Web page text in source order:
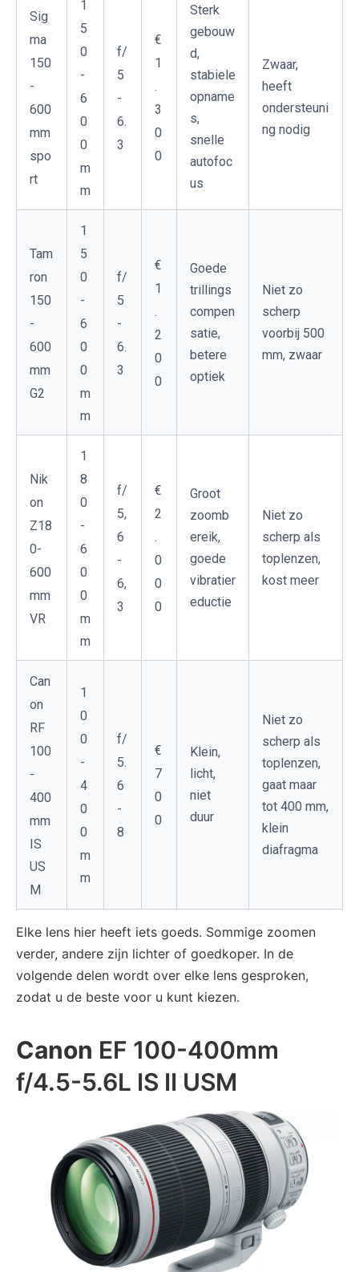
Sig
ma
150
-
600
mm
spo
rt
1
5
0
-
6
0
0
m
m
f/
5
-
6.
3
€
1
.
3
0
0
Sterk
gebouw
d,
stabiele
opname
s,
snelle
autofoc
us
Zwaar,
heeft
ondersteuni
ng nodig
Tam
ron
150
-
600
mm
G2
1
5
0
-
6
0
0
m
m
f/
5
-
6.
3
€
1
.
2
0
0
Goede
trillings
compen
satie,
betere
optiek
Niet zo
scherp
voorbij 500
mm, zwaar
Nik
on
Z18
0-
600
mm
VR
1
8
0
-
6
0
0
m
m
f/
5,
6
-
6,
3
€
2
.
0
0
0
Groot
zoomb
ereik,
goede
vibratier
eductie
Niet zo
scherp als
toplenzen,
kost meer
Can
on
RF
100
-
400
mm
IS
US
M
1
0
0
-
4
0
0
m
m
f/
5.
6
-
8
€
7
0
0
Klein,
licht,
niet
duur
Niet zo
scherp als
toplenzen,
gaat maar
tot 400 mm,
klein
diafragma
Elke lens hier heeft iets goeds. Sommige zoomen
verder, andere zijn lichter of goedkoper. In de
volgende delen wordt over elke lens gesproken,
zodat u de beste voor u kunt kiezen.
Canon EF 100-400mm
f/4.5-5.6L IS II USM